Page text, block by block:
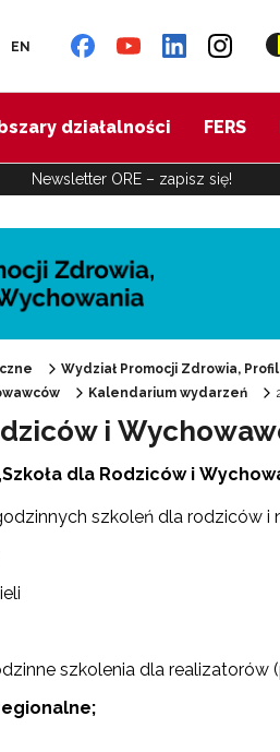
EN
działalności FERS
Newsletter ORE – zapisz się!
profilaktyczne"
i Wychowawców"
Wydział Promocji Zdrowia,
Kalendarium wydarzeń
i
dla Rodziców i
szkoleń dla rodziców i
szkolenia dla